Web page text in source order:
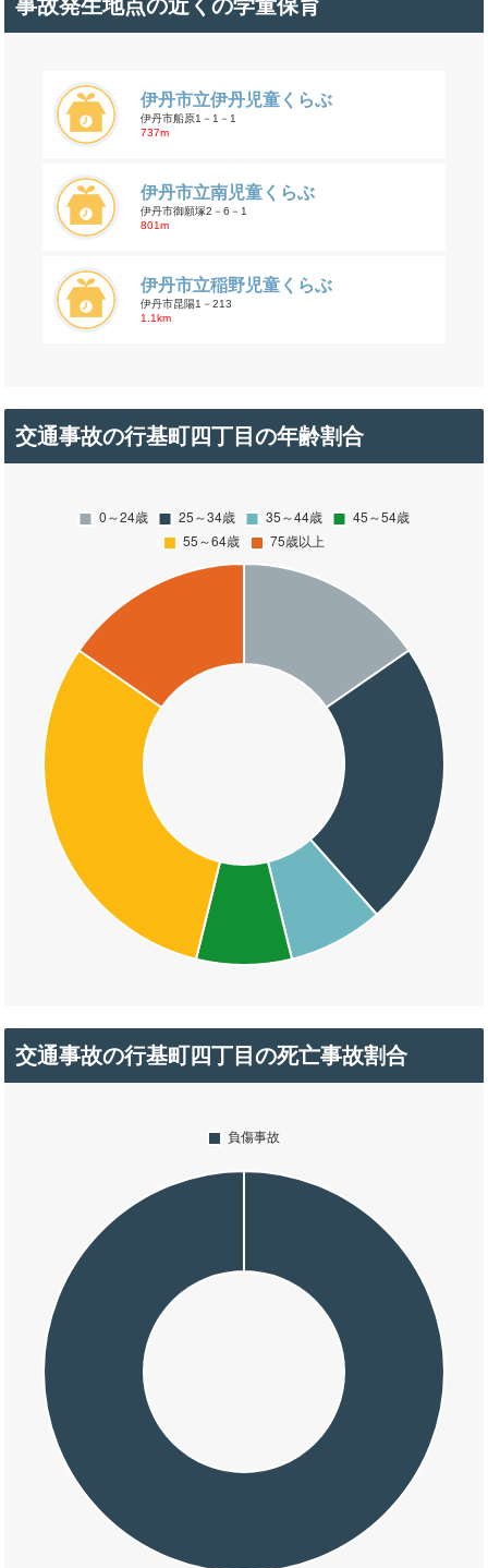
事故発生地点の近くの学童保育
伊丹市立伊丹児童くらぶ
伊丹市船原1－1－1
737m
伊丹市立南児童くらぶ
伊丹市御願塚2－6－1
801m
伊丹市立稲野児童くらぶ
伊丹市昆陽1－213
1.1km
交通事故の行基町四丁目の年齢割合
交通事故の行基町四丁目の死亡事故割合